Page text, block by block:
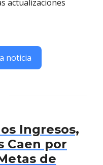
actualizaciones
noticia
Ingresos,
Caen por
de